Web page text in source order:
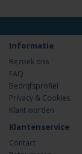
Informatie
Bezoek ons
FAQ
Bedrijfsprofiel
Privacy & Cookies
Klant worden
Klantenservice
Contact